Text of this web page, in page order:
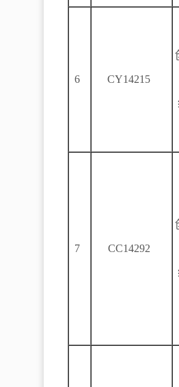
6 CY14215
7 CC14292